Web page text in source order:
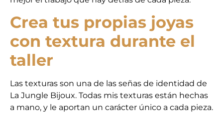
Crea tus propias joyas
con textura durante el
taller
Las texturas son una de las señas de identidad de
La Jungle Bijoux. Todas mis texturas están hechas
a mano, y le aportan un carácter único a cada pieza.